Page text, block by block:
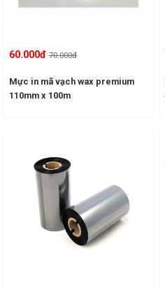
60.000đ70.000đ
Mực in mã vạch wax premium
110mm x 100m